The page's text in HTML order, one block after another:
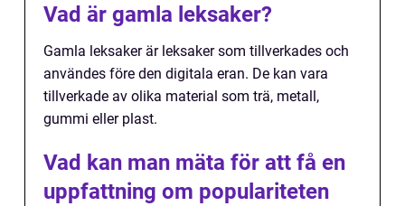
Vad är gamla leksaker?
Gamla leksaker är leksaker som tillverkades och
användes före den digitala eran. De kan vara
tillverkade av olika material som trä, metall,
gummi eller plast.
Vad kan man mäta för att få en
uppfattning om populariteten